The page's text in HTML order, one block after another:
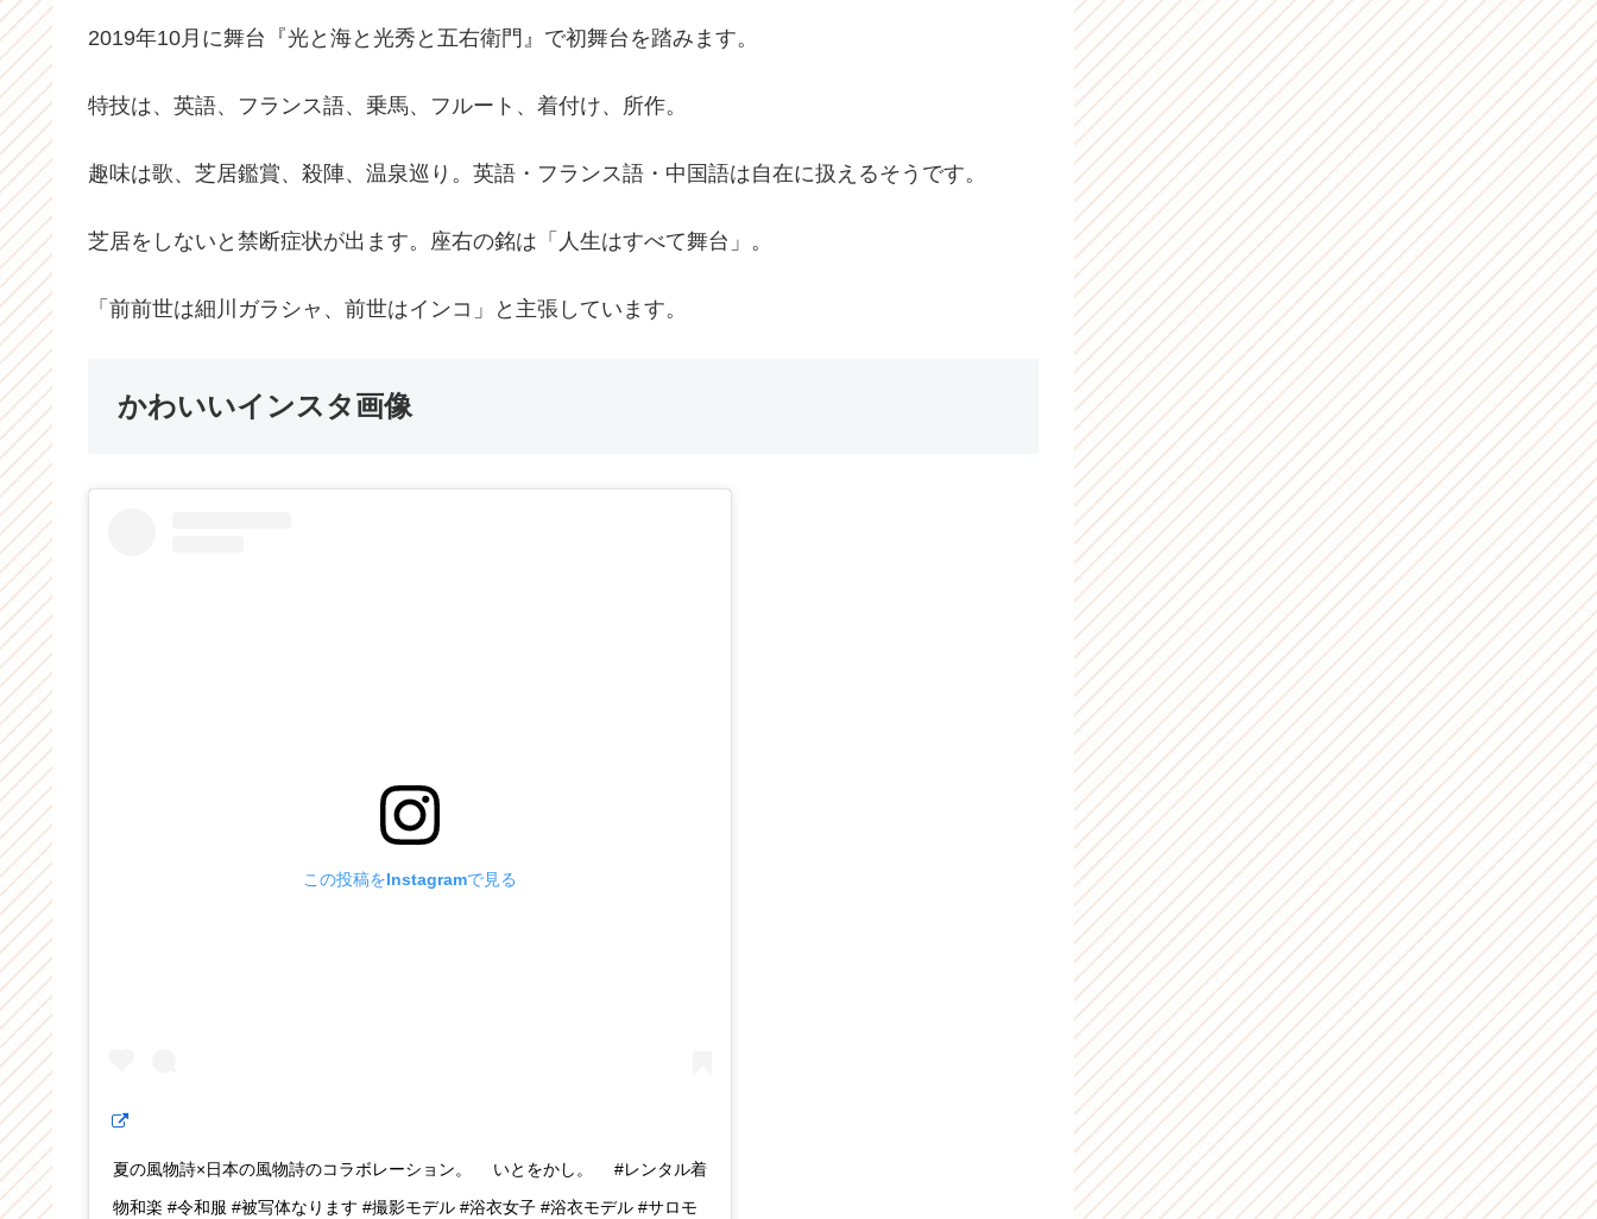
2019年10月に舞台『光と海と光秀と五右衛門』で初舞台を踏みます。
特技は、英語、フランス語、乗馬、フルート、着付け、所作。
趣味は歌、芝居鑑賞、殺陣、温泉巡り。英語・フランス語・中国語は自在に扱えるそうです。
芝居をしないと禁断症状が出ます。座右の銘は「人生はすべて舞台」。
「前前世は細川ガラシャ、前世はインコ」と主張しています。
かわいいインスタ画像
この投稿をInstagramで見る
夏の風物詩×日本の風物詩のコラボレーション。 いとをかし。 #レンタル着
物和楽 #令和服 #被写体なります #撮影モデル #浴衣女子 #浴衣モデル #サロモ